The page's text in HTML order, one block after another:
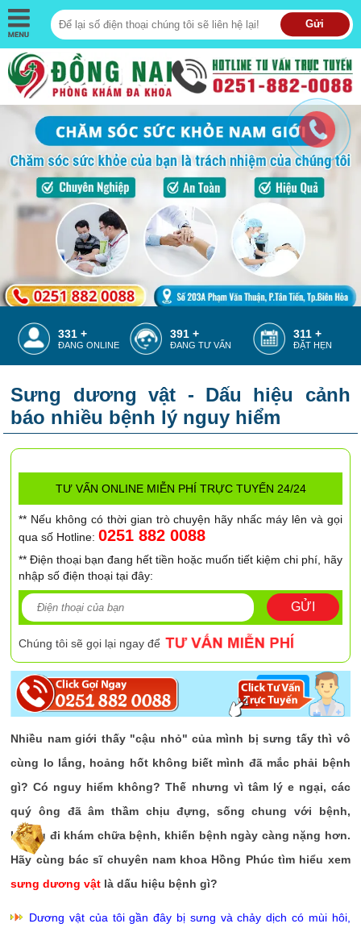
Gửi
331 +
ĐANG ONLINE
391 +
ĐANG TƯ VẤN
311 +
ĐẶT HẸN
Sưng dương vật - Dấu hiệu cảnh
báo nhiều bệnh lý nguy hiểm
TƯ VẤN ONLINE MIỄN PHÍ TRỰC TUYẾN 24/24
** Nếu không có thời gian trò chuyện hãy nhấc máy lên và gọi
qua số Hotline: 0251 882 0088
** Điện thoại bạn đang hết tiền hoặc muốn tiết kiệm chi phí, hãy
nhập số điện thoại tại đây:
GỬI
Chúng tôi sẽ gọi lại ngay để
Nhiều nam giới thấy "cậu nhỏ" của mình bị sưng tấy thì vô
cùng lo lắng, hoảng hốt không biết mình đã mắc phải bệnh
gì? Có nguy hiểm không? Thế nhưng vì tâm lý e ngại, các
quý ông đã âm thầm chịu đựng, sống chung với bệnh,
không đi khám chữa bệnh, khiến bệnh ngày càng nặng hơn.
Hãy cùng bác sĩ chuyên nam khoa Hồng Phúc tìm hiểu xem
sưng dương vật là dấu hiệu bệnh gì?
Dương vật của tôi gần đây bị sưng và chảy dịch có mùi hôi,